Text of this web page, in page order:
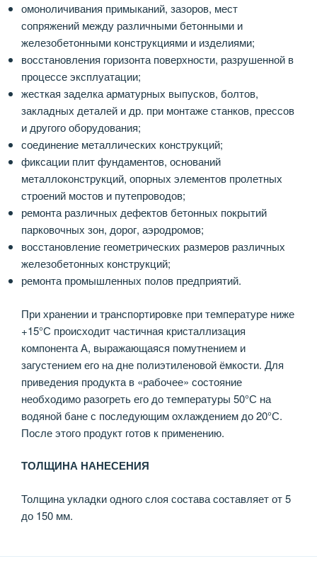
омоноличивания примыканий, зазоров, мест
сопряжений между различными бетонными и
железобетонными конструкциями и изделиями;
восстановления горизонта поверхности, разрушенной в
процессе эксплуатации;
жесткая заделка арматурных выпусков, болтов,
закладных деталей и др. при монтаже станков, прессов
и другого оборудования;
соединение металлических конструкций;
фиксации плит фундаментов, оснований
металлоконструкций, опорных элементов пролетных
строений мостов и путепроводов;
ремонта различных дефектов бетонных покрытий
парковочных зон, дорог, аэродромов;
восстановление геометрических размеров различных
железобетонных конструкций;
ремонта промышленных полов предприятий.
При хранении и транспортировке при температуре ниже
+15°С происходит частичная кристаллизация
компонента А, выражающаяся помутнением и
загустением его на дне полиэтиленовой ёмкости. Для
приведения продукта в «рабочее» состояние
необходимо разогреть его до температуры 50°С на
водяной бане с последующим охлаждением до 20°С.
После этого продукт готов к применению.
ТОЛЩИНА НАНЕСЕНИЯ
Толщина укладки одного слоя состава составляет от 5
до 150 мм.